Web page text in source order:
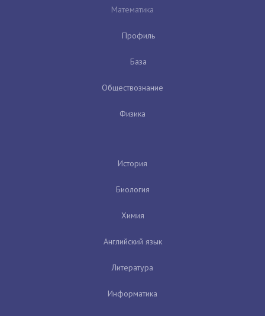
Математика
Профиль
База
Обществознание
Физика
История
Биология
Химия
Английский язык
Литература
Информатика